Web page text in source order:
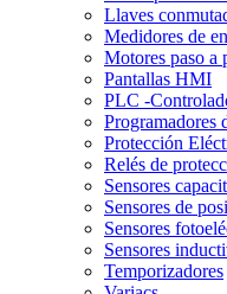
Llaves
Medidores de
Motores paso a
Pantallas HMI
PLC -
Programadores
Protección
Relés de
Sensores
Sensores de
Sensores
Sensores
Temporizadores